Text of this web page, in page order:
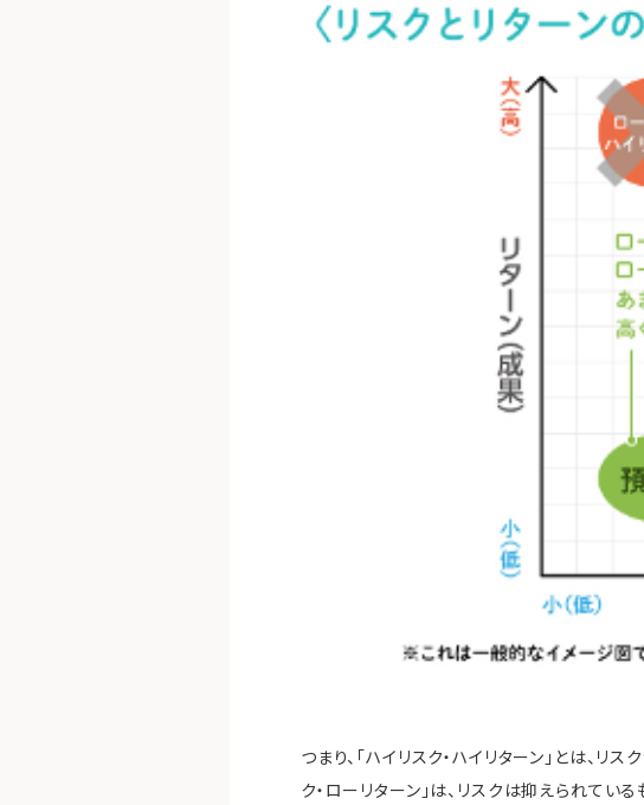
つまり、「ハイリスク・ハイリターン」とは、
ク・ローリターン」は、リスクは抑えられてい